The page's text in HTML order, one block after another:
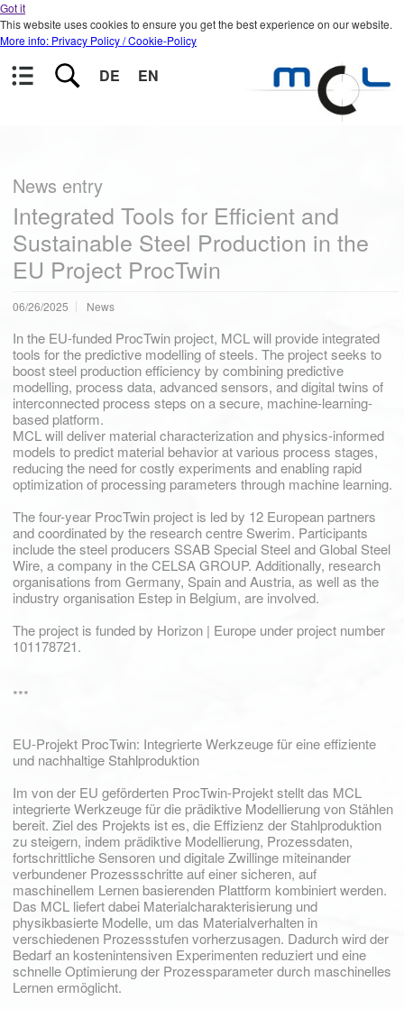
Got it
This website uses cookies to ensure you get the best experience on our website.
More info: Privacy Policy / Cookie-Policy
DE EN
News entry
Integrated Tools for Efficient and
Sustainable Steel Production in the
EU Project ProcTwin
06/26/2025 News
In the EU-funded ProcTwin project, MCL will provide integrated
tools for the predictive modelling of steels. The project seeks to
boost steel production efficiency by combining predictive
modelling, process data, advanced sensors, and digital twins of
interconnected process steps on a secure, machine-learning-
based platform.
MCL will deliver material characterization and physics-informed
models to predict material behavior at various process stages,
reducing the need for costly experiments and enabling rapid
optimization of processing parameters through machine learning.
The four-year ProcTwin project is led by 12 European partners
and coordinated by the research centre Swerim. Participants
include the steel producers SSAB Special Steel and Global Steel
Wire, a company in the CELSA GROUP. Additionally, research
organisations from Germany, Spain and Austria, as well as the
industry organisation Estep in Belgium, are involved.
The project is funded by Horizon | Europe under project number
101178721.
***
EU-Projekt ProcTwin: Integrierte Werkzeuge für eine effiziente
und nachhaltige Stahlproduktion
Im von der EU geförderten ProcTwin-Projekt stellt das MCL
integrierte Werkzeuge für die prädiktive Modellierung von Stählen
bereit. Ziel des Projekts ist es, die Effizienz der Stahlproduktion
zu steigern, indem prädiktive Modellierung, Prozessdaten,
fortschrittliche Sensoren und digitale Zwillinge miteinander
verbundener Prozessschritte auf einer sicheren, auf
maschinellem Lernen basierenden Plattform kombiniert werden.
Das MCL liefert dabei Materialcharakterisierung und
physikbasierte Modelle, um das Materialverhalten in
verschiedenen Prozessstufen vorherzusagen. Dadurch wird der
Bedarf an kostenintensiven Experimenten reduziert und eine
schnelle Optimierung der Prozessparameter durch maschinelles
Lernen ermöglicht.